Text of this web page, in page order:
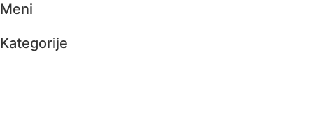
Meni
Kategorije